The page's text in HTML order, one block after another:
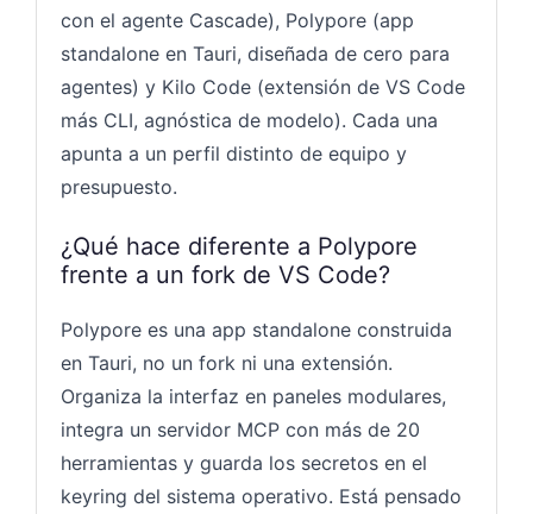
con el agente Cascade), Polypore (app
standalone en Tauri, diseñada de cero para
agentes) y Kilo Code (extensión de VS Code
más CLI, agnóstica de modelo). Cada una
apunta a un perfil distinto de equipo y
presupuesto.
¿Qué hace diferente a Polypore
frente a un fork de VS Code?
Polypore es una app standalone construida
en Tauri, no un fork ni una extensión.
Organiza la interfaz en paneles modulares,
integra un servidor MCP con más de 20
herramientas y guarda los secretos en el
keyring del sistema operativo. Está pensado